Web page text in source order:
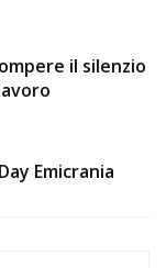
il silenzio
Emicrania